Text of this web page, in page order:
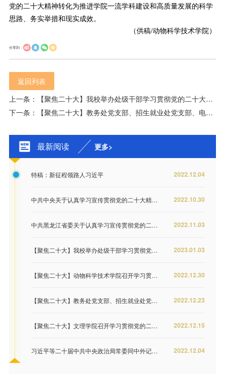
党的二十大精神转化为推进学院一流学科建设和高质量发展的科学
思路、务实举措和现实成效。
（供稿/动物科学技术学院）
分享到：
返回列表
上一条：【聚焦二十大】我校举办处级干部学习贯彻党的二十大精神集中培训班开班式
下一条：【聚焦二十大】教务处党支部、招生就业处党支部、电气与信息学院党委联合举办学习贯彻党的二十大精神专题培训
最新阅读 更多>
2022.12.04
特稿：新征程领路人习近平
2022.10.30
中共中央关于认真学习宣传贯彻党的二十大精神的决定
2022.11.03
中共黑龙江省委关于认真学习宣传贯彻党的二十大精神奋力谱写全面建设社会主义现代化国家龙江新篇章的决定
2023.01.03
【聚焦二十大】我校举办处级干部学习贯彻党的二十大精神集中培训班开班式
2022.12.30
【聚焦二十大】动物科学技术学院召开学习贯彻党的二十大精神推进会议
2022.12.23
【聚焦二十大】教务处党支部、招生就业处党支部、电气与信息学院党委联合举办学习贯彻党的二十大精神专...
2022.12.15
【聚焦二十大】文理学院召开学习贯彻党的二十大精神专题宣讲会
2022.12.04
习近平等二十届中共中央政治局常委同中外记者见面